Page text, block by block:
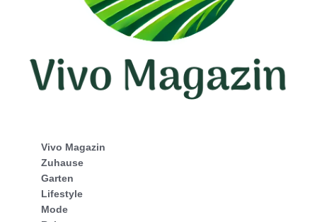
Vivo Magazin
Zuhause
Garten
Lifestyle
Mode